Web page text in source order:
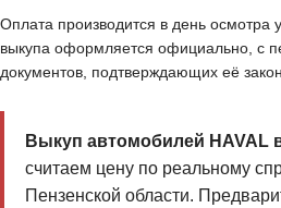
Оплата производится в день
выкупа оформляется официально, с
документов, подтверждающих её
Выкуп автомобилей HAVAL
считаем цену по реальному
Пензенской области.